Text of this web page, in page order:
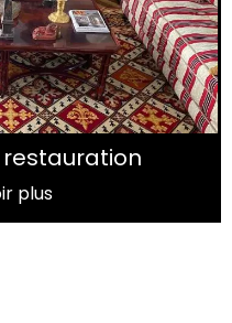
restauration
plus